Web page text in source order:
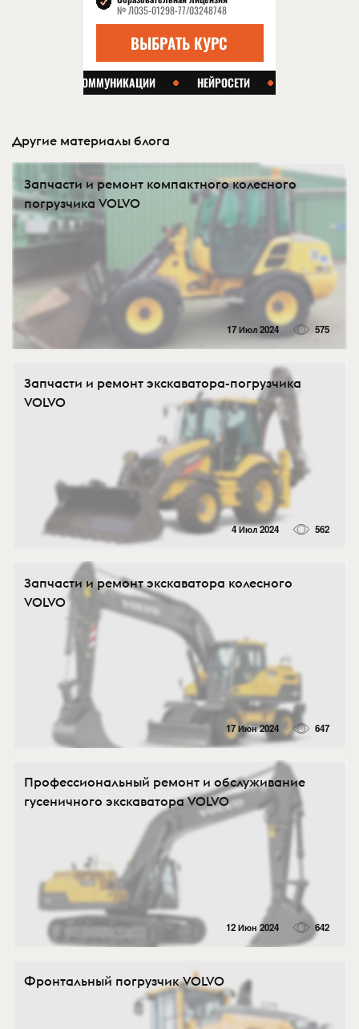
Другие материалы блога
Запчасти и ремонт компактного колесного
погрузчика VOLVO
17 Июл 2024 575
Запчасти и ремонт экскаватора-погрузчика
VOLVO
4 Июл 2024 562
Запчасти и ремонт экскаватора колесного
VOLVO
17 Июн 2024 647
Профессиональный ремонт и обслуживание
гусеничного экскаватора VOLVO
12 Июн 2024 642
Фронтальный погрузчик VOLVO